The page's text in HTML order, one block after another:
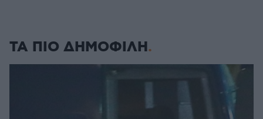
ΤΑ ΠΙΟ ΔΗΜΟΦΙΛΗ